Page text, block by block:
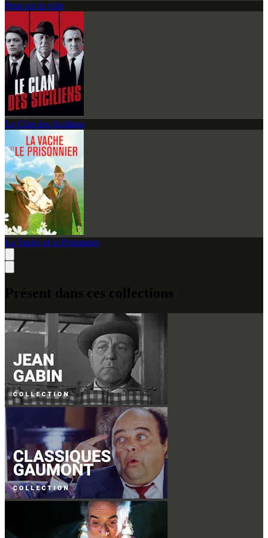
Peur sur la ville
Le Clan des Siciliens
La Vache et le Prisonnier
Présent dans ces collections